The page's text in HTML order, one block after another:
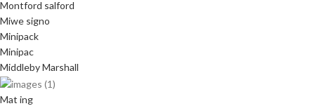
Montford salford
Miwe signo
Minipack
Minipac
Middleby Marshall
Mat ing